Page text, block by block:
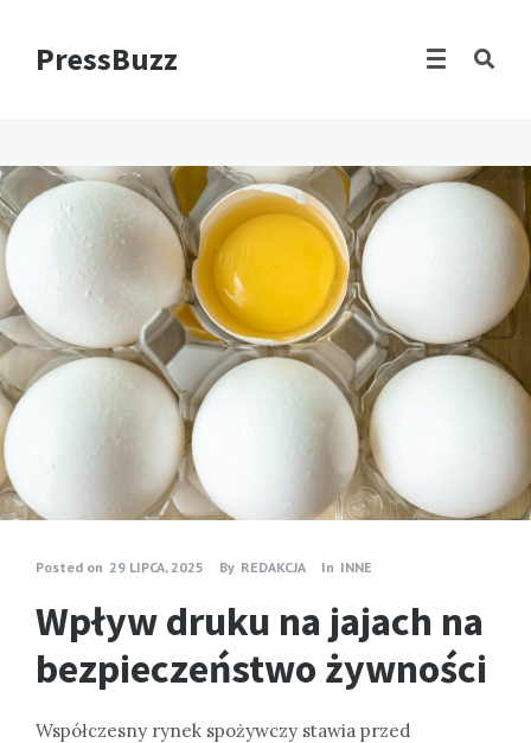
PressBuzz
Posted on 29 LIPCA, 2025 By REDAKCJA In INNE
Wpływ druku na jajach na
bezpieczeństwo żywności
Współczesny rynek spożywczy stawia przed